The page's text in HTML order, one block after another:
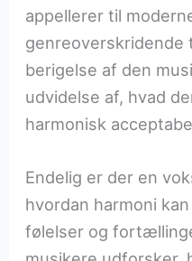
appellerer til
genreoverskridende
berigelse af den
udvidelse af, hvad
harmonisk
Endelig er der en
hvordan harmoni
følelser og